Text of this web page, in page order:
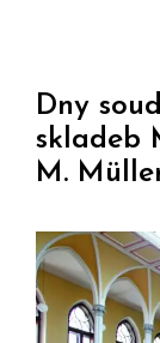
Dny
skladeb
M.